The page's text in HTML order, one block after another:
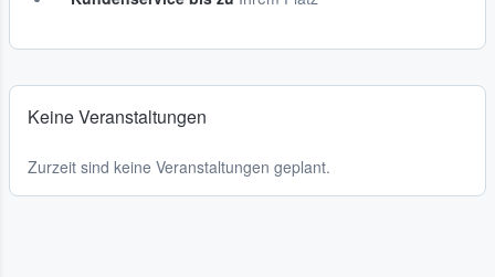
Keine Veranstaltungen
Zurzeit sind keine Veranstaltungen geplant.